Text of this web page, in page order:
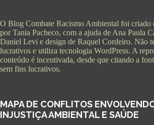
O Blog Combate Racismo Ambiental foi criado
por Tania Pacheco, com a ajuda de Ana Paula
Daniel Levi e design de Raquel Cordeiro. Não
lucrativos e utiliza tecnologia WordPress. A
conteúdo é incentivada, desde que citando a
sem fins lucrativos.
MAPA DE CONFLITOS
INJUSTIÇA AMBIENTAL E SAÚDE